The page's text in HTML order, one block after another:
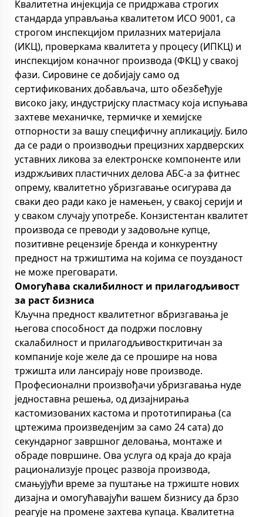
Квалитетна инјекција се придржава строгих
стандарда управљања квалитетом ИСО 9001, са
строгом инспекцијом прилазних материјала
(ИКЦ), проверкама квалитета у процесу (ИПКЦ) и
инспекцијом коначног производа (ФКЦ) у свакој
фази. Сировине се добијају само од
сертификованих добављача, што обезбеђује
високо јаку, индустријску пластмасу која испуњава
захтеве механичке, термичке и хемијске
отпорности за вашу специфичну апликацију. Било
да се ради о производњи прецизних хардверских
уставних ликова за електронске компоненте или
издржљивих пластичних делова АБС-а за фитнес
опрему, квалитетно убризгавање осигурава да
сваки део ради како је намењен, у свакој серији и
у сваком случају употребе. Конзистентан квалитет
производа се преводи у задовољне купце,
позитивне рецензије бренда и конкурентну
предност на тржиштима на којима се поузданост
не може преговарати.
Омогућава скалибилност и прилагодљивост
за раст бизниса
Кључна предност квалитетног вбризгавања је
његова способност да подржи пословну
скалабилност и прилагодљивосткритичан за
компаније које желе да се прошире на нова
тржишта или лансирају нове производе.
Професионални произвођачи убризгавања нуде
једноставна решења, од дизајнирања
кастомизованих кастома и прототипирања (са
цртежима произведенјим за само 24 сата) до
секундарног завршног деловања, монтаже и
обраде површине. Ова услуга од краја до краја
рационализује процес развоја производа,
смањујући време за пуштање на тржиште нових
дизајна и омогућавајући вашем бизнису да брзо
реагује на промене захтева купаца. Квалитетна